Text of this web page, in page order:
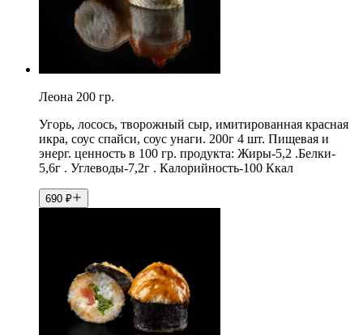
Леона 200 гр.
Угорь, лосось, творожный сыр, имитированная красная
икра, соус спайси, соус унаги. 200г 4 шт. Пищевая и
энерг. ценность в 100 гр. продукта: Жиры-5,2 .Белки-
5,6г . Углеводы-7,2г . Калорийность-100 Ккал
690 ₽